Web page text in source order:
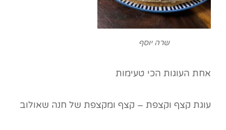
שרה יוסף
אחת העוגות הכי טעימות
עוגת קצף וקצפת – קצף ומקצפת של חנה שאולוב